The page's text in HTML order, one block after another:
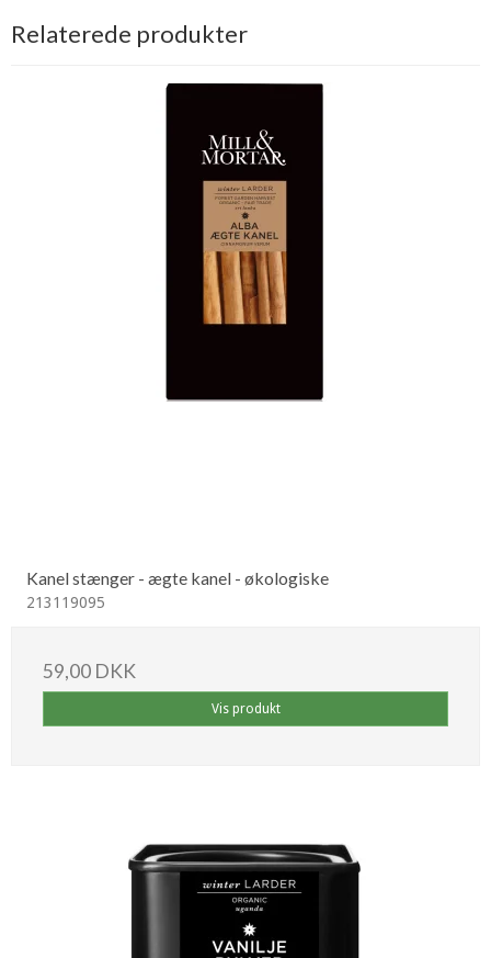
Relaterede produkter
Kanel stænger - ægte kanel - økologiske
213119095
59,00 DKK
Vis produkt